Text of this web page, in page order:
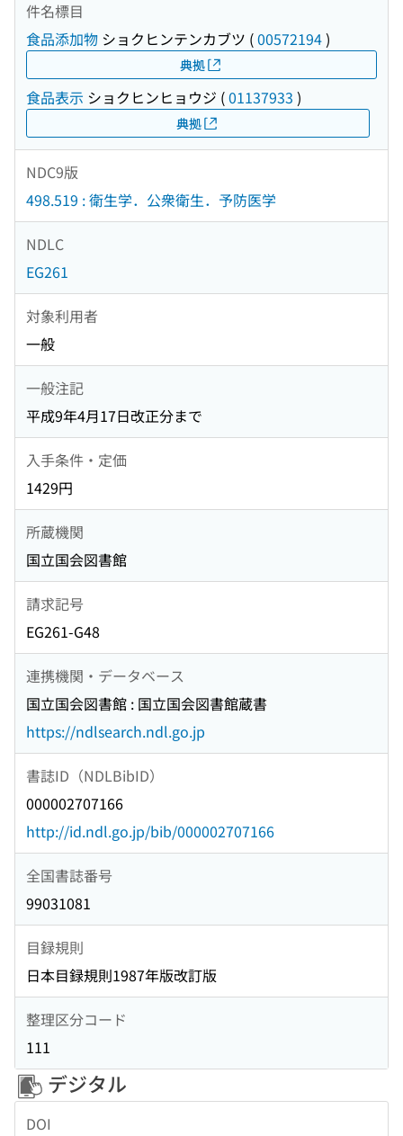
件名標目
食品添加物 ショクヒンテンカブツ (00572194)
典拠
食品表示 ショクヒンヒョウジ (01137933 )
典拠
NDC9版
498.519 : 衛生学．公衆衛生．予防医学
NDLC
EG261
対象利用者
一般
一般注記
平成9年4月17日改正分まで
入手条件・定価
1429円
所蔵機関
国立国会図書館
請求記号
EG261-G48
連携機関・データベース
国立国会図書館 : 国立国会図書館蔵書
https://ndlsearch.ndl.go.jp
書誌ID（NDLBibID）
000002707166
http://id.ndl.go.jp/bib/000002707166
全国書誌番号
99031081
目録規則
日本目録規則1987年版改訂版
整理区分コード
111
デジタル
DOI